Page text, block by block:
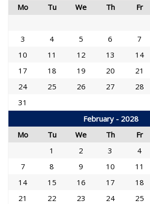
Mo
Tu We Th Fr
3
4 5 6 7
10
11 12 13 14
17
18 19 20 21
24
25 26 27 28
31
February - 2028
Mo
Tu We Th Fr
1
2 3 4
7
8 9 10 11
14
15 16 17 18
21
22 23 24 25